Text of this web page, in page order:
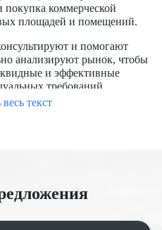
покупка коммерческой
площадей и помещений.
и помогают
анализируют рынок, чтобы
и эффективные
требований
помещения для бизнеса и
текст